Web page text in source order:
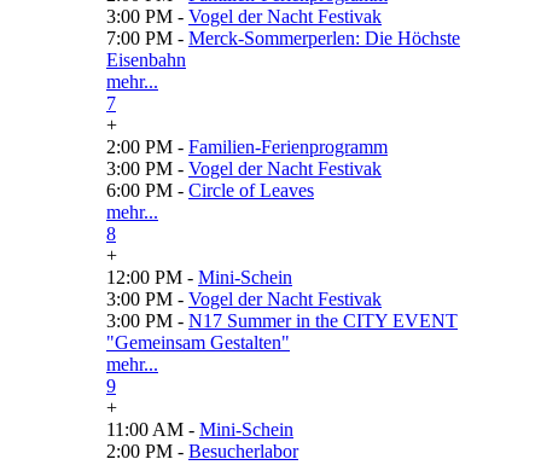
3:00 PM - Vogel der Nacht Festivak
7:00 PM - Merck-Sommerperlen: Die Höchste
Eisenbahn
mehr...
7
+
2:00 PM - Familien-Ferienprogramm
3:00 PM - Vogel der Nacht Festivak
6:00 PM - Circle of Leaves
mehr...
8
+
12:00 PM - Mini-Schein
3:00 PM - Vogel der Nacht Festivak
3:00 PM - N17 Summer in the CITY EVENT
"Gemeinsam Gestalten"
mehr...
9
+
11:00 AM - Mini-Schein
2:00 PM - Besucherlabor